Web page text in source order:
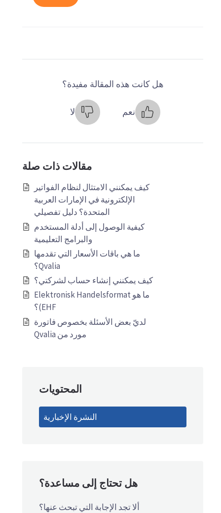
هل كانت هذه المقالة مفيدة؟
نعم لا
مقالات ذات صلة
كيف يمكنني الامتثال لنظام الفواتير
الإلكترونية في الإمارات العربية
المتحدة؟ دليل تفصيلي
كيفية الوصول إلى أدلة المستخدم
والبرامج التعليمية
ما هي باقات الأسعار التي تقدمها
Qvalia؟
كيف يمكنني إنشاء حساب لشركتي؟
ما هو Elektronisk Handelsformat
EHF)؟
لديّ بعض الأسئلة بخصوص فاتورة
مورد من Qvalia
المحتويات
النشرة الإخبارية
هل تحتاج إلى مساعدة؟
ألا تجد الإجابة التي تبحث عنها؟